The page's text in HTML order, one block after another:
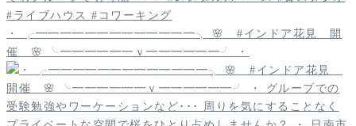
・ ╭━━━━━━━━━━━━━╮ 🌸 #インドア花見 開
催 🌸 ╰━━━━━━ｖ━━━━━━╯ ・